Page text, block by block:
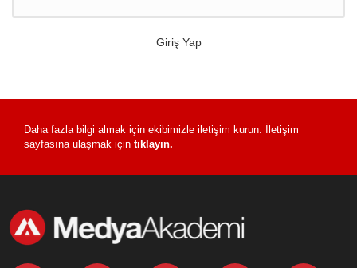
Giriş Yap
Daha fazla bilgi almak için ekibimizle iletişim kurun. İletişim
sayfasına ulaşmak için tıklayın.